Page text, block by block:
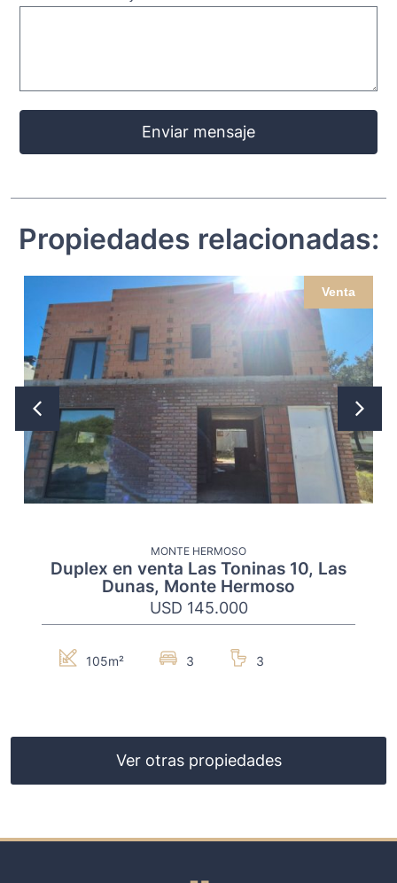
Enviar mensaje
Propiedades relacionadas:
Venta
MONTE HERMOSO
Duplex en venta Las Toninas 10, Las
Dunas, Monte Hermoso
USD 145.000
105m² 3 3
Ver otras propiedades